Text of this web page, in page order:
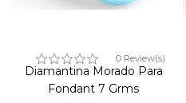
0 Review(s)
Diamantina Morado Para
Fondant 7 Grms